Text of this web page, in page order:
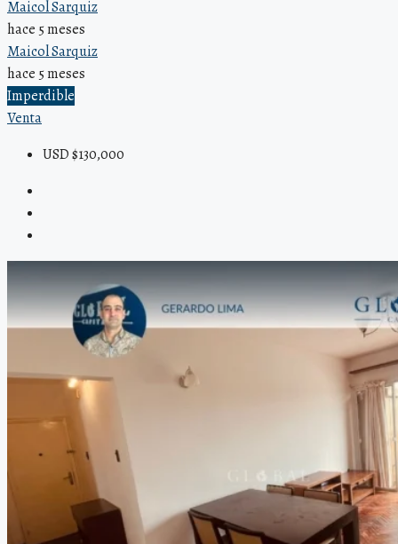
Maicol Sarquiz
hace 5 meses
Maicol Sarquiz
hace 5 meses
Imperdible
Venta
USD $130,000